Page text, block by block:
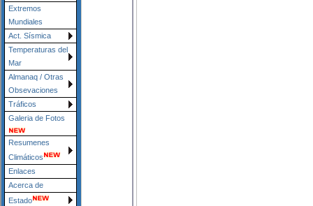
Extremos
Mundiales
Act. Sísmica
Temperaturas del
Mar
Almanaq / Otras
Obsevaciones
Tráficos
Galeria de Fotos
Resumenes
Climáticos
Enlaces
Acerca de
Estado